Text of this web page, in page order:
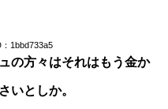
：1bbd733a5
の方々はそれはもう金か
いとしか。